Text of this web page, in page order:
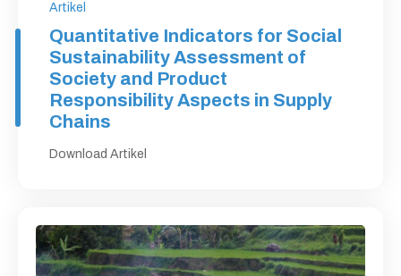
Artikel
Quantitative Indicators for Social
Sustainability Assessment of
Society and Product
Responsibility Aspects in Supply
Chains
Download Artikel